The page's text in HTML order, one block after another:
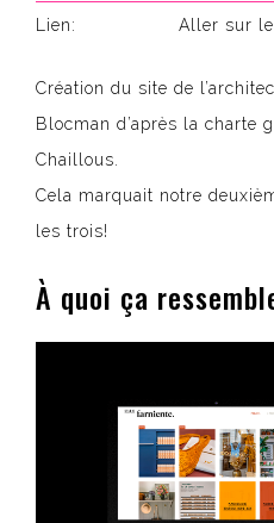
Lien: Aller sur
Création du site de
Blocman d’après la charte
Chaillous
Cela marquait notre
les trois!
À quoi ça